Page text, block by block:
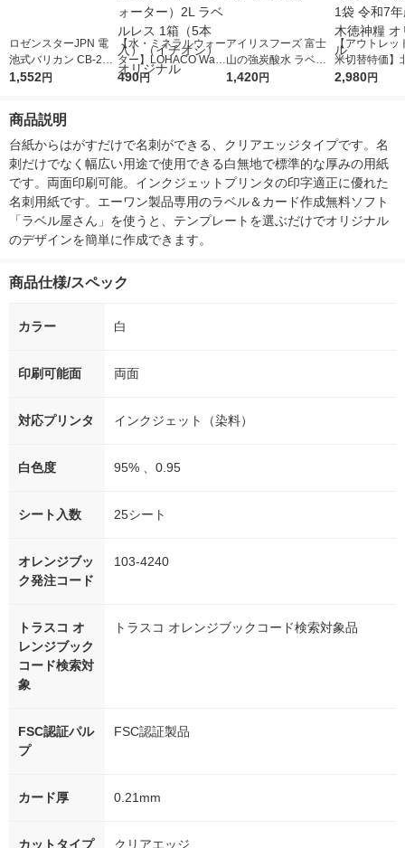
ロゼンスターJPN 電
池式バリカン CB-211
1個
1,552円
【水・ミネラルウォー
ター】LOHACO Wate
r（ロハコウォータ
490円
アイリスフーズ 富士
山の強炭酸水 ラベル
レス 500ml 1箱（24
1,420円
【アウトレッ
米切替特価】
ななつぼし 無
2,980円
商品説明
台紙からはがすだけで名刺ができる、クリアエッジタイプです。名
刺だけでなく幅広い用途で使用できる白無地で標準的な厚みの用紙
です。両面印刷可能。インクジェットプリンタの印字適正に優れた
名刺用紙です。エーワン製品専用のラベル＆カード作成無料ソフト
「ラベル屋さん」を使うと、テンプレートを選ぶだけでオリジナル
のデザインを簡単に作成できます。
商品仕様/スペック
カラー 白
印刷可能面 両面
対応プリンタ インクジェット（染料）
白色度 95% 、0.95
シート入数 25シート
オレンジブッ
ク発注コード
103-4240
トラスコ オ
レンジブック
コード検索対
象
トラスコ オレンジブックコード検索対象品
FSC認証パル
プ
FSC認証製品
カード厚 0.21mm
カットタイプ クリアエッジ